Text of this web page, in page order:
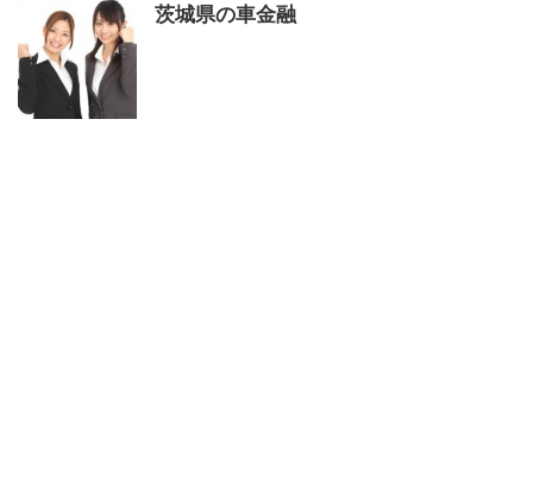
茨城県の車金融